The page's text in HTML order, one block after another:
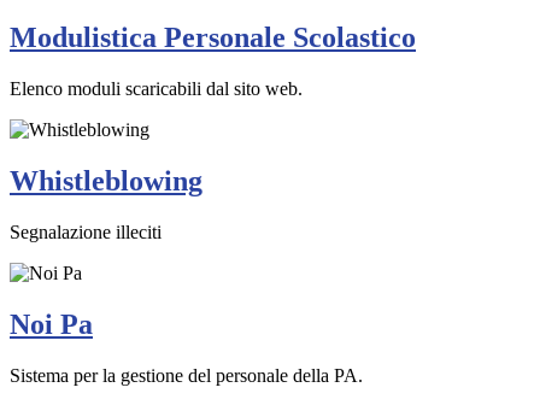
Modulistica Personale Scolastico
Elenco moduli scaricabili dal sito web.
Whistleblowing
Segnalazione illeciti
Noi Pa
Sistema per la gestione del personale della PA.